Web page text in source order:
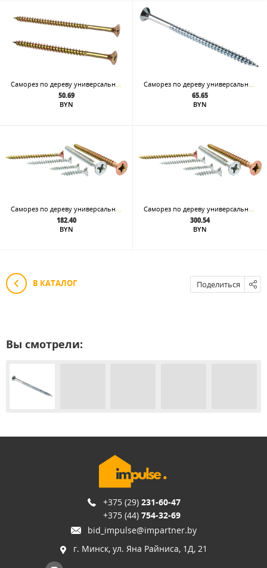
Саморез по дереву универсальный 5.0x50 жёлтый цинк шлиц Pz
50.69
BYN
Саморез по дереву универсальный 6,0x40, белый цинк шлиц Pz
65.65
BYN
Саморез по дереву универсальный 6 x 130
182.40
BYN
Саморез по дереву универсальный 6 x 200
300.54
BYN
В КАТАЛОГ Поделиться
Вы смотрели:
+375 (29) 231-60-47
+375 (44) 754-32-69
bid_impulse@impartner.by
г. Минск, ул. Яна Райниса, 1Д, 21